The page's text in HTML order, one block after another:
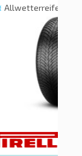
Allwetterreifen